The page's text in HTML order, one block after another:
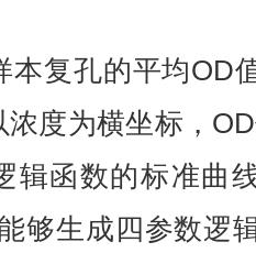
本复孔的平均OD
度为横坐标，
辑函数的标准曲
够生成四参数逻